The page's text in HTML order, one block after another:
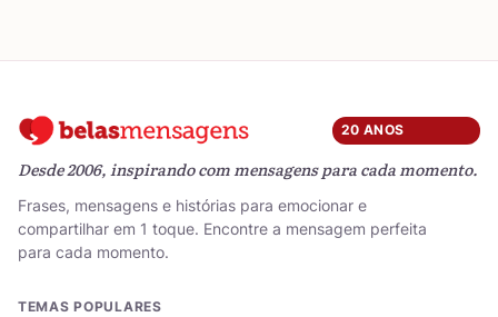
20 ANOS
Desde 2006, inspirando com mensagens para cada momento.
Frases, mensagens e histórias para emocionar e
compartilhar em 1 toque. Encontre a mensagem perfeita
para cada momento.
TEMAS POPULARES